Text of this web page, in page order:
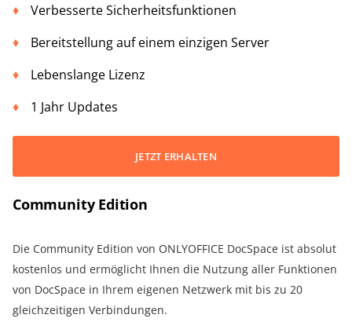
Verbesserte Sicherheitsfunktionen
Bereitstellung auf einem einzigen Server
Lebenslange Lizenz
1 Jahr Updates
JETZT ERHALTEN
Community Edition
Die Community Edition von ONLYOFFICE DocSpace ist absolut
kostenlos und ermöglicht Ihnen die Nutzung aller Funktionen
von DocSpace in Ihrem eigenen Netzwerk mit bis zu 20
gleichzeitigen Verbindungen.